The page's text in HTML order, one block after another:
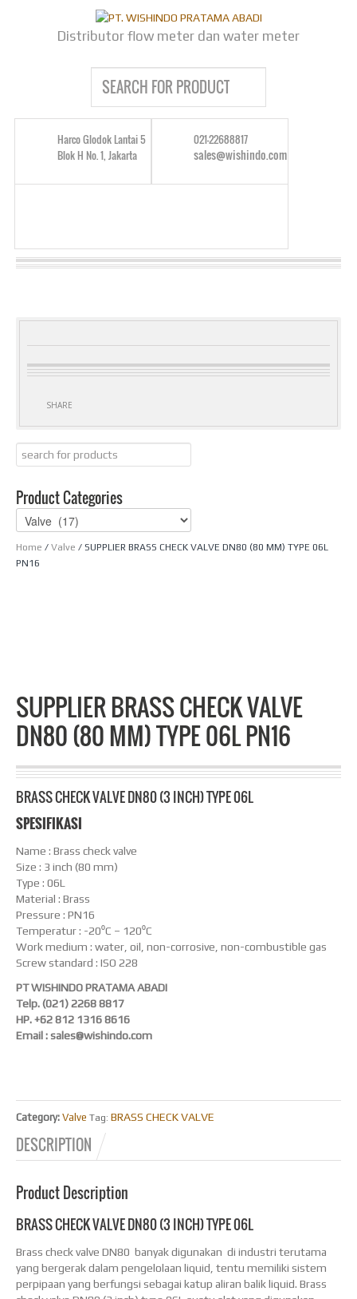
Distributor flow meter dan water meter
Harco Glodok Lantai 5
Blok H No. 1, Jakarta
021-22688817
sales@wishindo.com
Home / Valve / SUPPLIER BRASS CHECK VALVE DN80 (80 MM) TYPE 06L
PN16
SUPPLIER BRASS CHECK VALVE
DN80 (80 MM) TYPE 06L PN16
BRASS CHECK VALVE DN80 (3 INCH) TYPE 06L
SPESIFIKASI
Name : Brass check valve
Size : 3 inch (80 mm)
Type : 06L
Material : Brass
Pressure : PN16
Temperatur : -20⁰C – 120⁰C
Work medium : water, oil, non-corrosive, non-combustible gas
Screw standard : ISO 228
PT WISHINDO PRATAMA ABADI
Telp. (021) 2268 8817
HP. +62 812 1316 8616
Email : sales@wishindo.com
Category: Valve Tag: BRASS CHECK VALVE
DESCRIPTION
Product Description
BRASS CHECK VALVE DN80 (3 INCH) TYPE 06L
Brass check valve DN80 banyak digunakan di industri terutama
yang bergerak dalam pengelolaan liquid, tentu memiliki sistem
perpipaan yang berfungsi sebagai katup aliran balik liquid. Brass
SHARE
Product Categories